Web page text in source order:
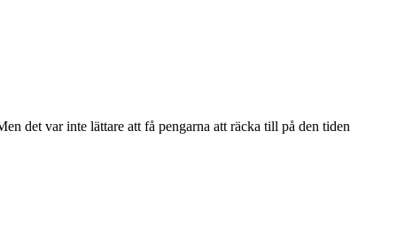
det var inte lättare att få pengarna att räcka till på den tiden